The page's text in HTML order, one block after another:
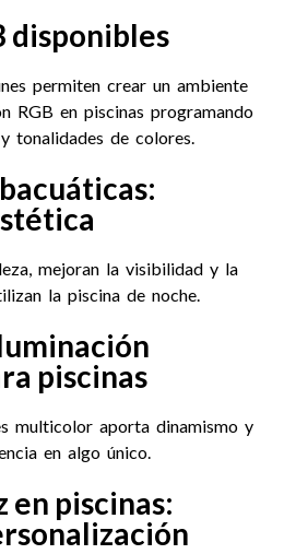
disponibles
permiten crear un ambiente
RGB en piscinas programando
tonalidades de colores.
mejoran la visibilidad y la
la piscina de noche.
piscinas
multicolor aporta dinamismo y
en algo único.
en piscinas: